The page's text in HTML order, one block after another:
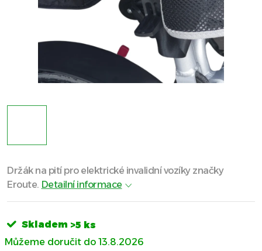
Držák na pití pro elektrické invalidní vozíky značky
Eroute. Detailní informace
Skladem >5 ks
13.8.2026